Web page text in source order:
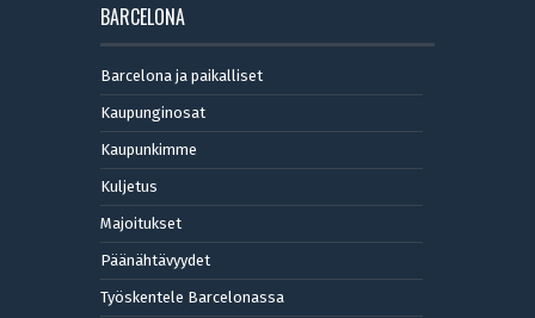
BARCELONA
Barcelona ja paikalliset
Kaupunginosat
Kaupunkimme
Kuljetus
Majoitukset
Päänähtävyydet
Työskentele Barcelonassa